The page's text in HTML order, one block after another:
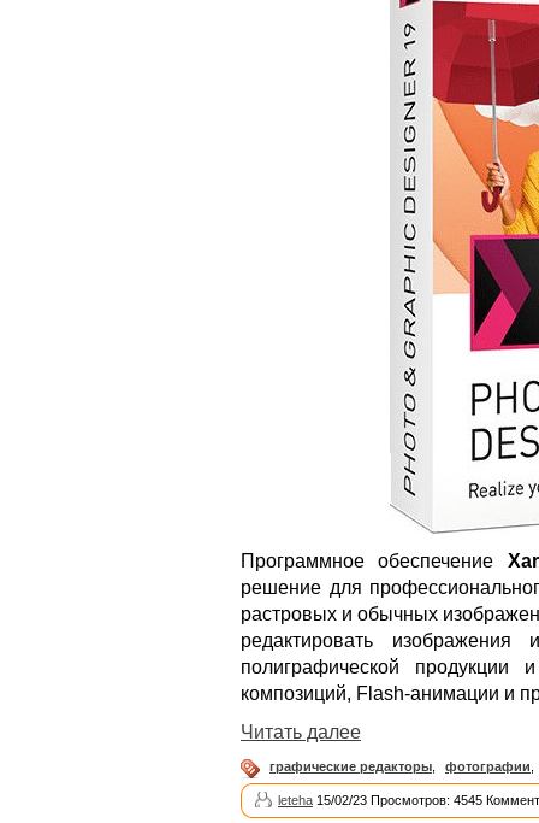
Программное обеспечение
решение для
растровых и обычных
редактировать изображения
полиграфической продукции
композиций, Flash-анимации и
Читать далее
графические редакторы, фотографии,
leteha 15/02/23 Просмотров: 4545